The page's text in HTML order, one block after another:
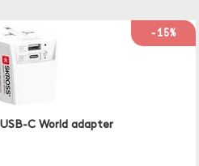
-15%
USB-C World adapter